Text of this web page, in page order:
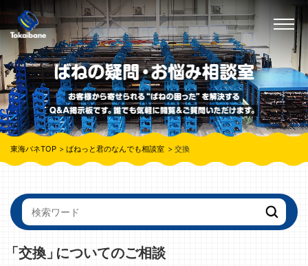
東海バネTOP ばねっと君のなんでも相談室 交換
「交換」についてのご相談